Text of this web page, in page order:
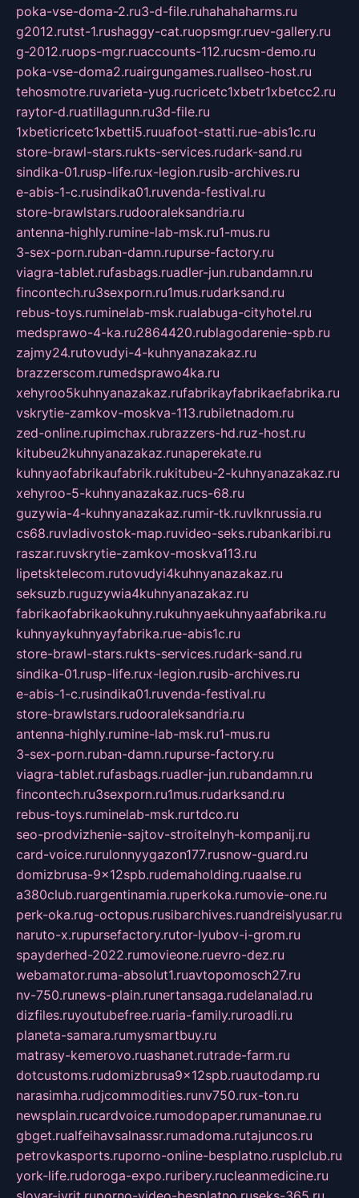
poka-vse-doma-2.ru3-d-file.ruhahahaharms.ru
g2012.rutst-1.rushaggy-cat.ruopsmgr.ruev-gallery.ru
g-2012.ruops-mgr.ruaccounts-112.rucsm-demo.ru
poka-vse-doma2.ruairgungames.ruallseo-host.ru
tehosmotre.ruvarieta-yug.rucricetc1xbetr1xbetcc2.ru
raytor-d.ruatillagunn.ru3d-file.ru
1xbeticricetc1xbetti5.ruuafoot-statti.rue-abis1c.ru
store-brawl-stars.rukts-services.rudark-sand.ru
sindika-01.rusp-life.rux-legion.rusib-archives.ru
e-abis-1-c.rusindika01.ruvenda-festival.ru
store-brawlstars.rudooraleksandria.ru
antenna-highly.rumine-lab-msk.ru1-mus.ru
3-sex-porn.ruban-damn.rupurse-factory.ru
viagra-tablet.rufasbags.ruadler-jun.rubandamn.ru
fincontech.ru3sexporn.ru1mus.rudarksand.ru
rebus-toys.ruminelab-msk.rualabuga-cityhotel.ru
medsprawo-4-ka.ru2864420.rublagodarenie-spb.ru
zajmy24.rutovudyi-4-kuhnyanazakaz.ru
brazzerscom.rumedsprawo4ka.ru
xehyroo5kuhnyanazakaz.rufabrikayfabrikaefabrika.ru
vskrytie-zamkov-moskva-113.rubiletnadom.ru
zed-online.rupimchax.rubrazzers-hd.ruz-host.ru
kitubeu2kuhnyanazakaz.runaperekate.ru
kuhnyaofabrikaufabrik.rukitubeu-2-kuhnyanazakaz.ru
xehyroo-5-kuhnyanazakaz.rucs-68.ru
guzywia-4-kuhnyanazakaz.rumir-tk.ruvlknrussia.ru
cs68.ruvladivostok-map.ruvideo-seks.rubankaribi.ru
raszar.ruvskrytie-zamkov-moskva113.ru
lipetsktelecom.rutovudyi4kuhnyanazakaz.ru
seksuzb.ruguzywia4kuhnyanazakaz.ru
fabrikaofabrikaokuhny.rukuhnyaekuhnyaafabrika.ru
kuhnyaykuhnyayfabrika.rue-abis1c.ru
store-brawl-stars.rukts-services.rudark-sand.ru
sindika-01.rusp-life.rux-legion.rusib-archives.ru
e-abis-1-c.rusindika01.ruvenda-festival.ru
store-brawlstars.rudooraleksandria.ru
antenna-highly.rumine-lab-msk.ru1-mus.ru
3-sex-porn.ruban-damn.rupurse-factory.ru
viagra-tablet.rufasbags.ruadler-jun.rubandamn.ru
fincontech.ru3sexporn.ru1mus.rudarksand.ru
rebus-toys.ruminelab-msk.rurtdco.ru
seo-prodvizhenie-sajtov-stroitelnyh-kompanij.ru
card-voice.rurulonnyygazon177.rusnow-guard.ru
domizbrusa-9x12spb.rudemaholding.ruaalse.ru
a380club.ruargentinamia.ruperkoka.rumovie-one.ru
perk-oka.rug-octopus.rusibarchives.ruandreislyusar.ru
naruto-x.rupursefactory.rutor-lyubov-i-grom.ru
spayderhed-2022.rumovieone.ruevro-dez.ru
webamator.ruma-absolut1.ruavtopomosch27.ru
nv-750.runews-plain.runertansaga.rudelanalad.ru
dizfiles.ruyoutubefree.ruaria-family.ruroadli.ru
planeta-samara.rumysmartbuy.ru
matrasy-kemerovo.ruashanet.rutrade-farm.ru
dotcustoms.rudomizbrusa9x12spb.ruautodamp.ru
narasimha.rudjcommodities.runv750.rux-ton.ru
newsplain.rucardvoice.rumodopaper.rumanunae.ru
gbget.rualfeihavsalnassr.rumadoma.rutajuncos.ru
petrovkasports.ruporno-online-besplatno.rusplclub.ru
york-life.rudoroga-expo.ruribery.rucleanmedicine.ru